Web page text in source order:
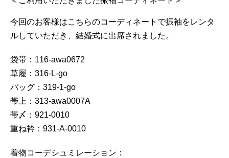
今回のお客様はこちらのコーディネートで振袖をレンタ
ルしていただき、結婚式に出席されました。
袋帯：116-awa0672
草履：316-L-go
バッグ：319-1-go
帯上：313-awa0007A
帯〆：921-0010
重ね衿：931-A-0010
着物コーデシュミレーション：